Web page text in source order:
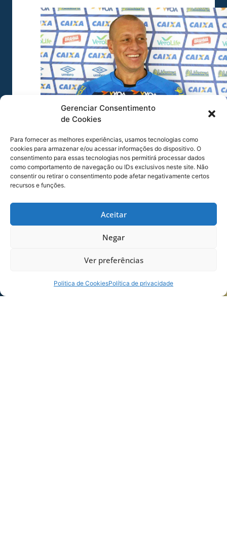
Gerenciar Consentimento
de Cookies
Para fornecer as melhores experiências, usamos tecnologias como
cookies para armazenar e/ou acessar informações do dispositivo. O
consentimento para essas tecnologias nos permitirá processar dados
como comportamento de navegação ou IDs exclusivos neste site. Não
consentir ou retirar o consentimento pode afetar negativamente certos
recursos e funções.
Aceitar
Negar
Ver preferências
Politica de CookiesPolítica de privacidade
Foto: André Palma Ribeiro/Avaí F. C.